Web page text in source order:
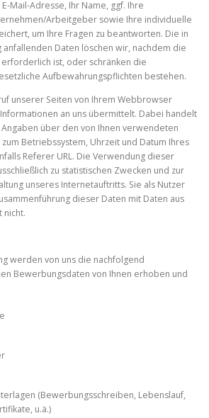
Mail-Adresse, Ihr Name, ggf. Ihre
Arbeitgeber sowie Ihre individuelle
um Ihre Fragen zu beantworten. Die in
anfallenden Daten löschen wir, nachdem die
ist, oder schränken die
Aufbewahrungspflichten bestehen.
unserer Seiten von Ihrem Webbrowser
an uns übermittelt. Dabei handelt
über den von Ihnen verwendeten
Betriebssystem, Uhrzeit und Datum Ihres
Referer URL. Die Verwendung dieser
zu statistischen Zwecken und zur
unseres Internetauftritts. Sie als Nutzer
dieser Daten mit Daten aus
nicht.
werden von uns die nachfolgend
Bewerbungsdaten von Ihnen erhoben und
(Bewerbungsschreiben, Lebenslauf,
u.ä.)